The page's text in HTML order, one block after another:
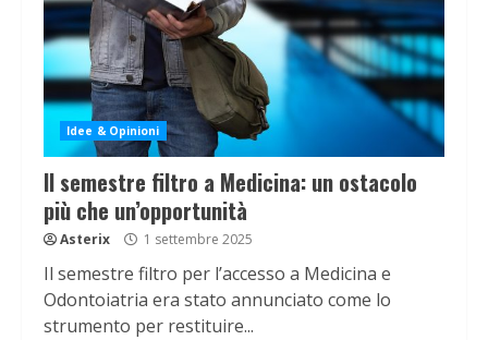
Idee & Opinioni
Il semestre filtro a Medicina: un ostacolo
più che un’opportunità
Asterix 1 settembre 2025
Il semestre filtro per l’accesso a Medicina e
Odontoiatria era stato annunciato come lo
strumento per restituire...